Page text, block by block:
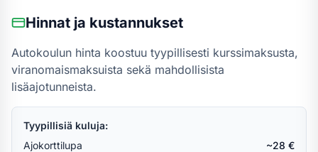
Hinnat ja kustannukset
Autokoulun hinta koostuu tyypillisesti kurssimaksusta,
viranomaismaksuista sekä mahdollisista
lisäajotunneista.
Tyypillisiä kuluja:
Ajokorttilupa
~28 €